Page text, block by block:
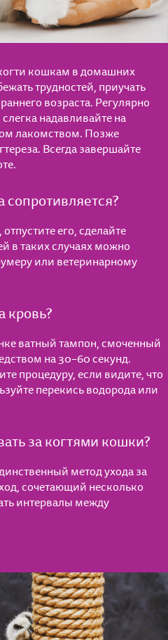
кошек
дом
кошкам в домашних
трудностей, приучать
возраста. Регулярно
надавливайте на
лакомством. Позже
Всегда завершайте
сопротивляется?
его, сделайте
в таких случаях можно
или ветеринарному
кровь?
ватный тампон, смоченный
на 30–60 секунд.
процедуру, если видите, что
перекись водорода или
за когтями кошки?
метод ухода за
сочетающий несколько
интервалы между